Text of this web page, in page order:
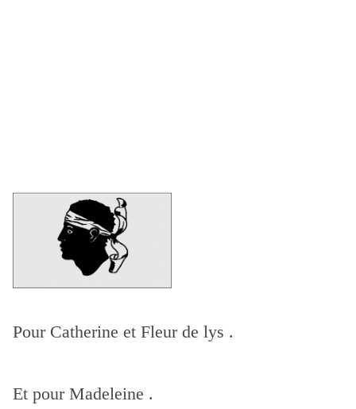
Pour Catherine et Fleur de lys .
Et pour Madeleine .